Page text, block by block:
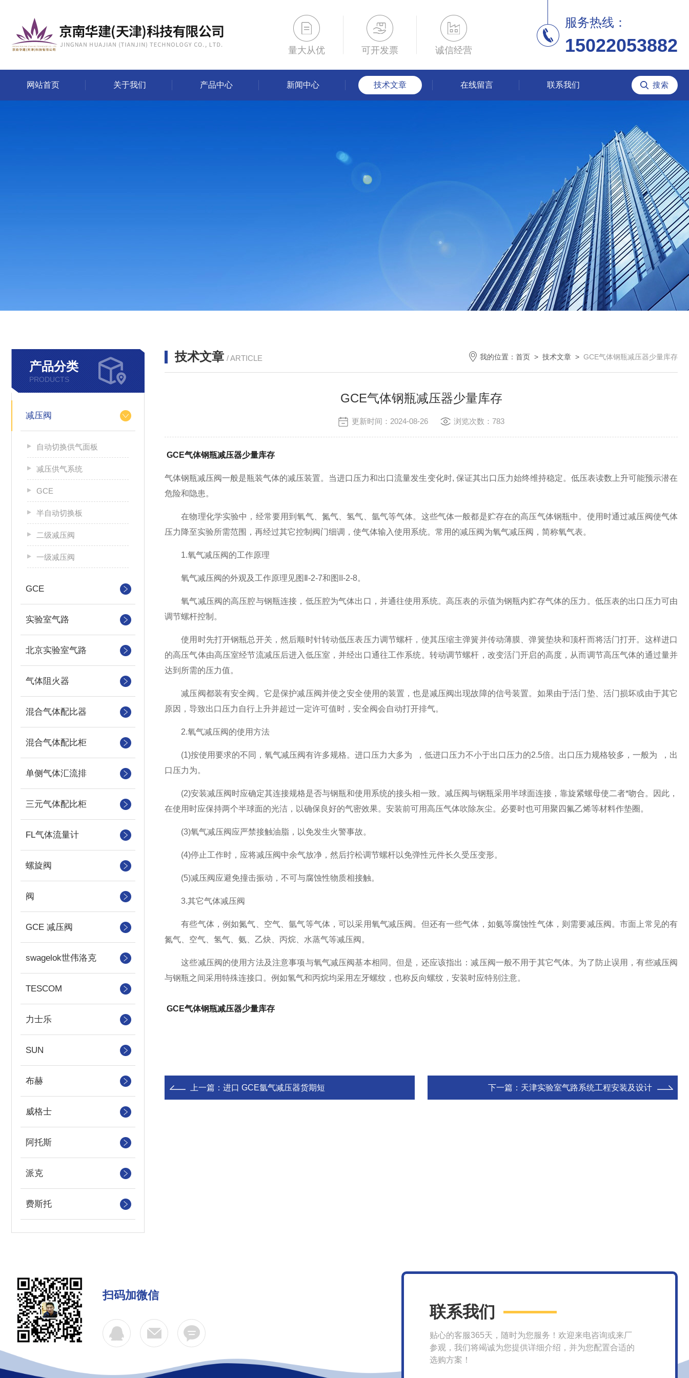
量大从优 可开发票 诚信经营
服务热线：
15022053882
网站首页 关于我们 产品中心 新闻中心 技术文章 在线留言 联系我们
产品分类
PRODUCTS
减压阀
自动切换供气面板
减压供气系统
GCE
半自动切换板
二级减压阀
一级减压阀
GCE
实验室气路
北京实验室气路
气体阻火器
混合气体配比器
混合气体配比柜
单侧气体汇流排
三元气体配比柜
FL气体流量计
螺旋阀
阀
GCE 减压阀
swagelok世伟洛克
TESCOM
力士乐
SUN
布赫
威格士
阿托斯
派克
费斯托
技术文章 / ARTICLE 我的位置： 首页 > 技术文章 > GCE气体钢瓶减压器少量库存
GCE气体钢瓶减压器少量库存
更新时间：2024-08-26 浏览次数：783
GCE气体钢瓶减压器少量库存
气体钢瓶减压阀一般是瓶装气体的减压装置。当进口压力和出口流量发生变化时, 保证其出口压力始终维持稳定。低压表读数上升可能预示潜在
危险和隐患。
在物理化学实验中，经常要用到氧气、氮气、氢气、氩气等气体。这些气体一般都是贮存在的高压气体钢瓶中。使用时通过减压阀使气体
压力降至实验所需范围，再经过其它控制阀门细调，使气体输入使用系统。常用的减压阀为氧气减压阀，简称氧气表。
1.氧气减压阀的工作原理
氧气减压阀的外观及工作原理见图Ⅱ-2-7和图II-2-8。
氧气减压阀的高压腔与钢瓶连接，低压腔为气体出口，并通往使用系统。高压表的示值为钢瓶内贮存气体的压力。低压表的出口压力可由
调节螺杆控制。
使用时先打开钢瓶总开关，然后顺时针转动低压表压力调节螺杆，使其压缩主弹簧并传动薄膜、弹簧垫块和顶杆而将活门打开。这样进口
的高压气体由高压室经节流减压后进入低压室，并经出口通往工作系统。转动调节螺杆，改变活门开启的高度，从而调节高压气体的通过量并
达到所需的压力值。
减压阀都装有安全阀。它是保护减压阀并使之安全使用的装置，也是减压阀出现故障的信号装置。如果由于活门垫、活门损坏或由于其它
原因，导致出口压力自行上升并超过一定许可值时，安全阀会自动打开排气。
2.氧气减压阀的使用方法
(1)按使用要求的不同，氧气减压阀有许多规格。进口压力大多为 ，低进口压力不小于出口压力的2.5倍。出口压力规格较多，一般为 ，出
口压力为。
(2)安装减压阀时应确定其连接规格是否与钢瓶和使用系统的接头相一致。减压阀与钢瓶采用半球面连接，靠旋紧螺母使二者*吻合。因此，
在使用时应保持两个半球面的光洁，以确保良好的气密效果。安装前可用高压气体吹除灰尘。必要时也可用聚四氟乙烯等材料作垫圈。
(3)氧气减压阀应严禁接触油脂，以免发生火警事故。
(4)停止工作时，应将减压阀中余气放净，然后拧松调节螺杆以免弹性元件长久受压变形。
(5)减压阀应避免撞击振动，不可与腐蚀性物质相接触。
3.其它气体减压阀
有些气体，例如氮气、空气、氩气等气体，可以采用氧气减压阀。但还有一些气体，如氨等腐蚀性气体，则需要减压阀。市面上常见的有
氮气、空气、氢气、氨、乙炔、丙烷、水蒸气等减压阀。
这些减压阀的使用方法及注意事项与氧气减压阀基本相同。但是，还应该指出：减压阀一般不用于其它气体。为了防止误用，有些减压阀
与钢瓶之间采用特殊连接口。例如氢气和丙烷均采用左牙螺纹，也称反向螺纹，安装时应特别注意。
GCE气体钢瓶减压器少量库存
上一篇： 进口 GCE氩气减压器货期短 下一篇： 天津实验室气路系统工程安装及设计
扫码加微信
联系我们
贴心的客服365天，随时为您服务！欢迎来电咨询或来厂
参观，我们将竭诚为您提供详细介绍，并为您配置合适的
选购方案！